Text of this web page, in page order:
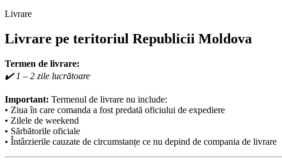
Livrare
Livrare pe teritoriul Republicii Moldova
Termen de livrare:
✔️ 1 – 2 zile lucrătoare
Important: Termenul de livrare nu include:
• Ziua în care comanda a fost predată oficiului de expediere
• Zilele de weekend
• Sărbătorile oficiale
• Întârzierile cauzate de circumstanțe ce nu depind de compania de livrare